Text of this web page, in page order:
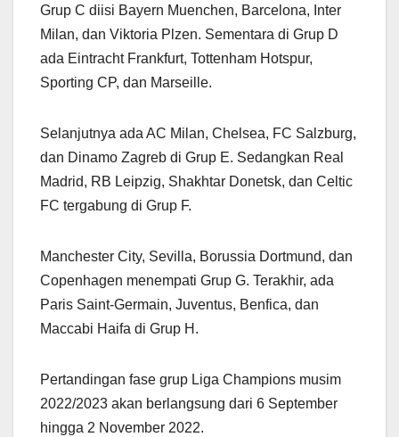
Grup C diisi Bayern Muenchen, Barcelona, Inter
Milan, dan Viktoria Plzen. Sementara di Grup D
ada Eintracht Frankfurt, Tottenham Hotspur,
Sporting CP, dan Marseille.
Selanjutnya ada AC Milan, Chelsea, FC Salzburg,
dan Dinamo Zagreb di Grup E. Sedangkan Real
Madrid, RB Leipzig, Shakhtar Donetsk, dan Celtic
FC tergabung di Grup F.
Manchester City, Sevilla, Borussia Dortmund, dan
Copenhagen menempati Grup G. Terakhir, ada
Paris Saint-Germain, Juventus, Benfica, dan
Maccabi Haifa di Grup H.
Pertandingan fase grup Liga Champions musim
2022/2023 akan berlangsung dari 6 September
hingga 2 November 2022.